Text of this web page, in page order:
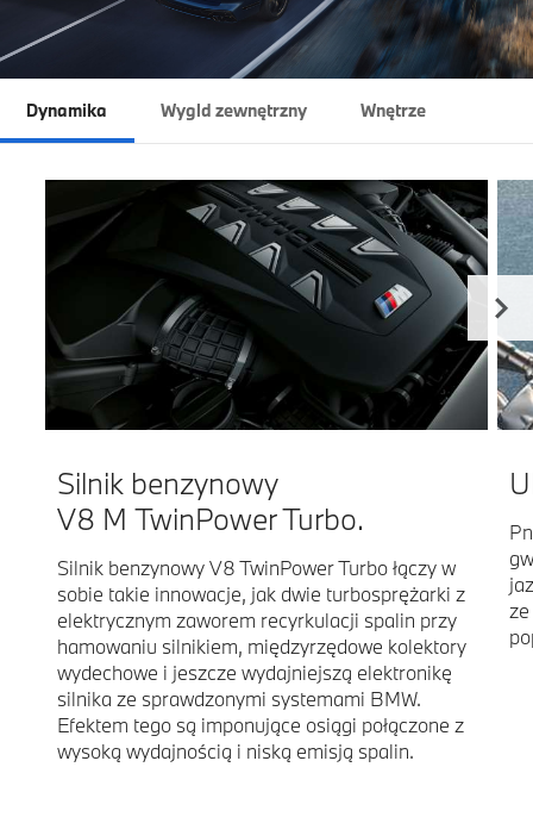
Dynamika Wygld zewnętrzny Wnętrze
Silnik benzynowy
V8 M TwinPower Turbo.
Silnik benzynowy V8 TwinPower Turbo łączy w
sobie takie innowacje, jak dwie turbosprężarki z
elektrycznym zaworem recyrkulacji spalin przy
hamowaniu silnikiem, międzyrzędowe kolektory
wydechowe i jeszcze wydajniejszą elektronikę
silnika ze sprawdzonymi systemami BMW.
Efektem tego są imponujące osiągi połączone z
wysoką wydajnością i niską emisją spalin.